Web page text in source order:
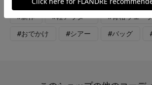
#新作 #軽アウター #骨格ウェー
#おでかけ #シアー #バッグ